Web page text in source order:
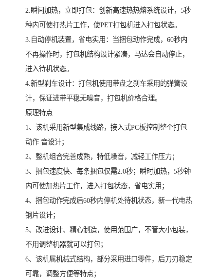
2.瞬间加热，立即打包：创新高速热热熔系统设计，5秒
种内可使打热片工作，使PET打包机进入打包状态。
3.自动停机装置，省电实用：当捆包动作完成，60秒内
不再操作时，打包机结构设计紧凑，马达会自动停止，
进入待机状态。
4.新型刹车设计：打包机使用带盘之刹车采用的弹簧设
计，保证进带平稳无噪音，打包机价格合理。
原理特点
1、该机采用新型集成线路，接入式PC板控制整个打包
动作 音设计；
2、整机组合完善成熟，特低噪音，减轻工作压力；
3、捆包速度快、每条捆包仅需2.0秒；瞬时加热，5秒钟
内可使加热片工作，进入打包状态，省电实用；
4、捆包动作完成后60秒内停机处待机状态，新一代电热
钢片设计；
5、改进设计、精心制造，使用范围广，不管大小包装，
不用调整机器就可以打包；
6、该机属机械式结构，部分采用进口零件，后刀刃稳定
可靠，调整方便等特点；